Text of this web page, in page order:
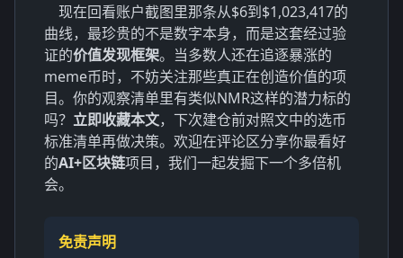
现在回看账户截图里那条从$6到$1,023,417的
曲线，最珍贵的不是数字本身，而是这套经过验
证的价值发现框架。当多数人还在追逐暴涨的
meme币时，不妨关注那些真正在创造价值的项
目。你的观察清单里有类似NMR这样的潜力标的
吗？ 立即收藏本文，下次建仓前对照文中的选币
标准清单再做决策。欢迎在评论区分享你最看好
的AI+区块链项目，我们一起发掘下一个多倍机
会。
免责声明